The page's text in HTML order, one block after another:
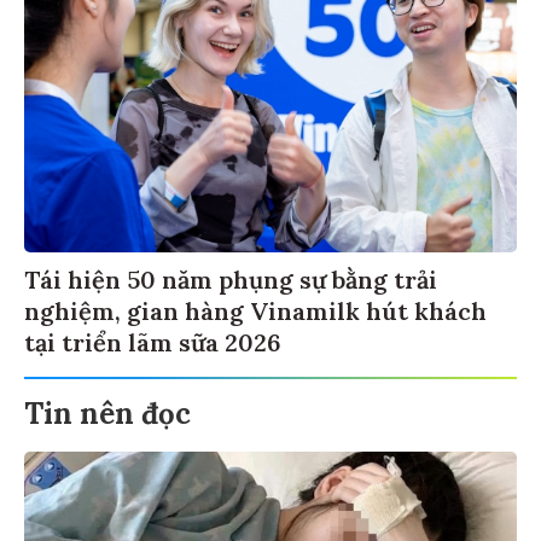
Tái hiện 50 năm phụng sự bằng trải
nghiệm, gian hàng Vinamilk hút khách
tại triển lãm sữa 2026
Tin nên đọc